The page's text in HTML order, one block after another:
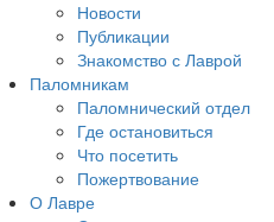
Новости
Публикации
Знакомство с Лаврой
Паломникам
Паломнический отдел
Где остановиться
Что посетить
Пожертвование
О Лавре